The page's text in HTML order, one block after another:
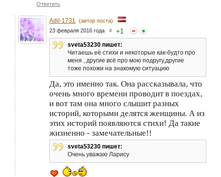
Ответить
Adil-1731
(автор поста)
23 февраля 2016 года # +1
sveta53230 пишет:
Читаешь её стихи и некоторые как-будто про
меня , другие всё про мою подругу,другие
тоже похожи на знакомую ситуацию
Да, это именно так. Она рассказывала, что
очень много времени проводит в поездах,
и вот там она много слышит разных
историй, которыми делятся женщины. А из
этих историй появляются стихи! Да такие
жизненно - замечательные!!
sveta53230 пишет:
Очень уважаю Ларису